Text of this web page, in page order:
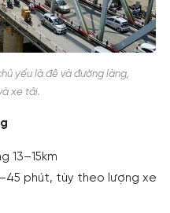
yếu là đê và đường làng,
xe tải.
13–15km
phút, tùy theo lượng xe